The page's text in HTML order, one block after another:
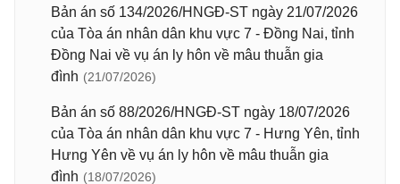
Bản án số 134/2026/HNGĐ-ST ngày 21/07/2026
của Tòa án nhân dân khu vực 7 - Đồng Nai, tỉnh
Đồng Nai về vụ án ly hôn về mâu thuẫn gia
đình (21/07/2026)
Bản án số 88/2026/HNGĐ-ST ngày 18/07/2026
của Tòa án nhân dân khu vực 7 - Hưng Yên, tỉnh
Hưng Yên về vụ án ly hôn về mâu thuẫn gia
đình (18/07/2026)